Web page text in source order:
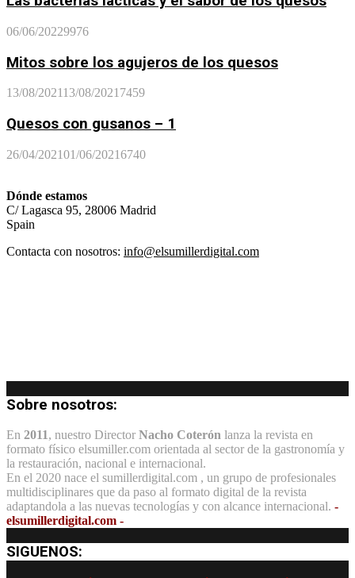
06/06/20229976
Mitos sobre los agujeros de los quesos
13/08/202113/08/20217459
Quesos con gusanos – 1
26/04/202101/06/20216740
Dónde estamos
C/ Lagasca 95, 28006 Madrid
Spain
Contacta con nosotros: info@elsumillerdigital.com
Sobre nosotros:
En 2011, nuestro Director Nacho Coterón lanza la revista en
formato físico elsumiller.com orientada al sector de la gastronomía y
la restauración, nacional e internacional.
En el 2020 nace el sumillerdigital.com , un grupo de profesionales
multidisciplinares que da paso al formato digital de la revista
adaptandola a las nuevas tecnologías y con alcance internacional. -
elsumillerdigital.com -
SIGUENOS: